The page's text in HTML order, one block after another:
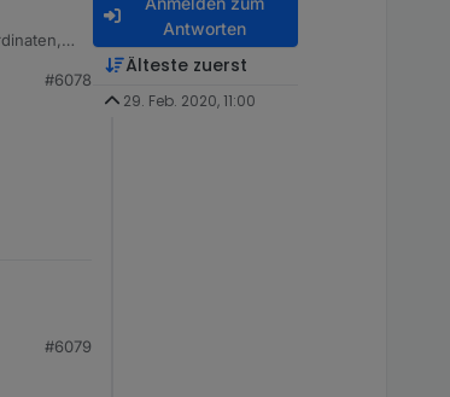
#6078
#6079
Antworten
Älteste zuerst
29. Feb. 2020, 11:00